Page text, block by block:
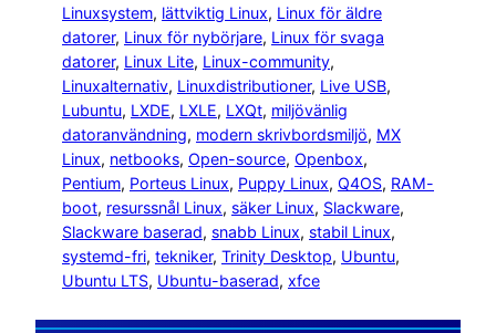
Linuxsystem, lättviktig Linux, Linux för äldre
datorer, Linux för nybörjare, Linux för svaga
datorer, Linux Lite, Linux-community
Linuxalternativ, Linuxdistributioner, Live USB
Lubuntu, LXDE, LXLE, LXQt, miljövänlig
datoranvändning, modern skrivbordsmiljö, MX
Linux, netbooks, Open-source, Openbox
Pentium, Porteus Linux, Puppy Linux, Q4OS, RAM-
boot, resurssnål Linux, säker Linux, Slackware
Slackware baserad, snabb Linux, stabil Linux
systemd-fri, tekniker, Trinity Desktop, Ubuntu
Ubuntu LTS, Ubuntu-baserad, xfce